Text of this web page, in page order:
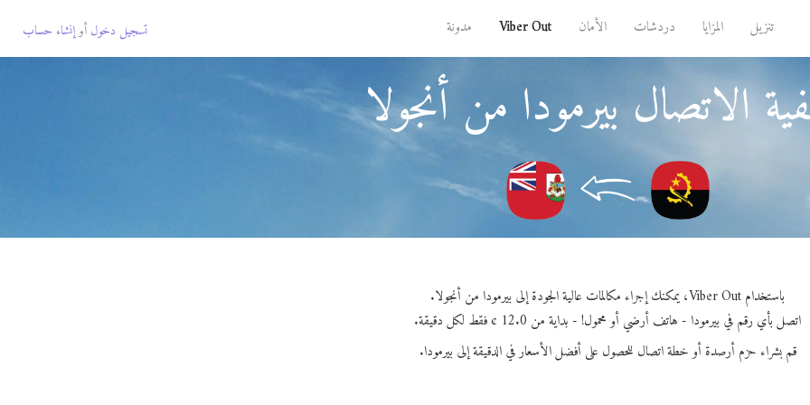
تنزيل المزايا دردشات الأمان Viber Out مدونة تسجيل دخول أوإنشاء حساب
الاتصال بيرمودا من أنجولا
باستخدام Viber Out، يمكنك إجراء مكالمات عالية الجودة إلى بيرمودا من أنجولا.
اتصل بأي رقم في بيرمودا - هاتف أرضي أو محمول! - بداية من 12.0 ¢ فقط لكل دقيقة.
قم بشراء حزم أرصدة أو خطة اتصال للحصول على أفضل الأسعار في الدقيقة إلى بيرمودا.